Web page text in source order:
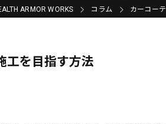
ARMOR WORKS コラム カーコー
工を目指す方法